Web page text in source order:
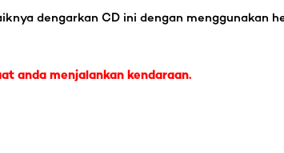
dengarkan CD ini dengan menggunakan
anda menjalankan kendaraan.